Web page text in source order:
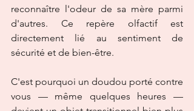
reconnaître l'odeur de sa mère parmi
d'autres. Ce repère olfactif est
directement lié au sentiment de
sécurité et de bien-être.
C'est pourquoi un doudou porté contre
vous — même quelques heures —